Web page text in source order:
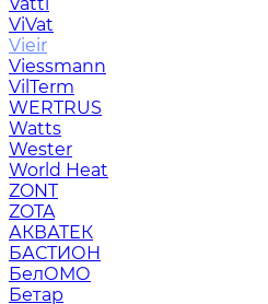
ViVat
Vieir
Viessmann
VilTerm
WERTRUS
Watts
Wester
World Heat
ZONT
ZOTA
АКВАТЕК
БАСТИОН
БелОМО
Бетар